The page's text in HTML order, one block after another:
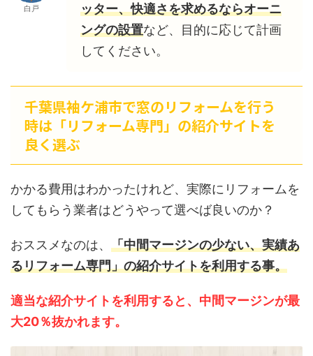
白戸
ッター、快適さを求めるならオーニ
ングの設置など、目的に応じて計画
してください。
千葉県袖ケ浦市で窓のリフォームを行う
時は「リフォーム専門」の紹介サイトを
良く選ぶ
かかる費用はわかったけれど、実際にリフォームを
してもらう業者はどうやって選べば良いのか？
おススメなのは、 「中間マージンの少ない、実績あ
るリフォーム専門」の紹介サイトを利用する事。
適当な紹介サイトを利用すると、中間マージンが最
大20％抜かれます。